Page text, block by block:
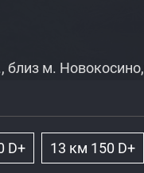
м.
D+ 13 км 150 D+